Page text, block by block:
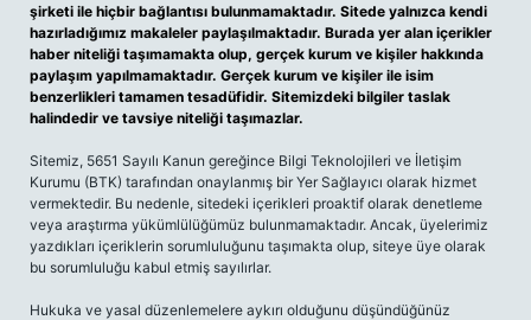
şirketi ile hiçbir bağlantısı bulunmamaktadır. Sitede yalnızca kendi
hazırladığımız makaleler paylaşılmaktadır. Burada yer alan içerikler
haber niteliği taşımamakta olup, gerçek kurum ve kişiler hakkında
paylaşım yapılmamaktadır. Gerçek kurum ve kişiler ile isim
benzerlikleri tamamen tesadüfidir. Sitemizdeki bilgiler taslak
halindedir ve tavsiye niteliği taşımazlar.
Sitemiz, 5651 Sayılı Kanun gereğince Bilgi Teknolojileri ve İletişim
Kurumu (BTK) tarafından onaylanmış bir Yer Sağlayıcı olarak hizmet
vermektedir. Bu nedenle, sitedeki içerikleri proaktif olarak denetleme
veya araştırma yükümlülüğümüz bulunmamaktadır. Ancak, üyelerimiz
yazdıkları içeriklerin sorumluluğunu taşımakta olup, siteye üye olarak
bu sorumluluğu kabul etmiş sayılırlar.
Hukuka ve yasal düzenlemelere aykırı olduğunu düşündüğünüz